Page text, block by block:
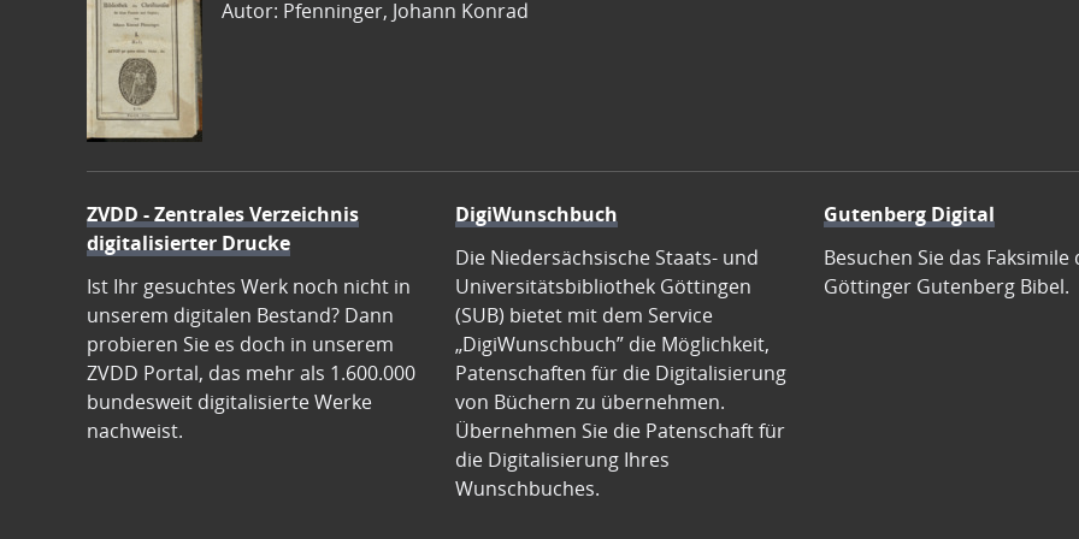
Autor: Pfenninger, Johann Konrad
ZVDD - Zentrales Verzeichnis
digitalisierter Drucke
Ist Ihr gesuchtes Werk noch nicht in
unserem digitalen Bestand? Dann
probieren Sie es doch in unserem
ZVDD Portal, das mehr als 1.600.000
bundesweit digitalisierte Werke
nachweist.
DigiWunschbuch
Die Niedersächsische Staats- und
Universitätsbibliothek Göttingen
(SUB) bietet mit dem Service
„DigiWunschbuch” die Möglichkeit,
Patenschaften für die Digitalisierung
von Büchern zu übernehmen.
Übernehmen Sie die Patenschaft für
die Digitalisierung Ihres
Wunschbuches.
Gutenberg Digital
Besuchen Sie das Faksimile
Göttinger Gutenberg Bibel.